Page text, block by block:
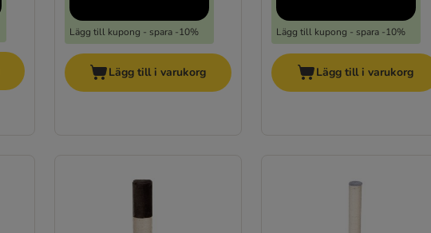
Lägg till kupong - spara -10%
Lägg till i varukorg
Lägg till kupong - spara -10%
Lägg till i varukorg